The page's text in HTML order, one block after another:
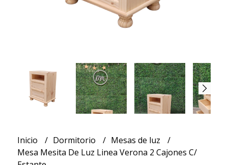
Inicio Dormitorio
Mesas de luz
Mesa Mesita De Luz Linea Verona 2 Cajones C/